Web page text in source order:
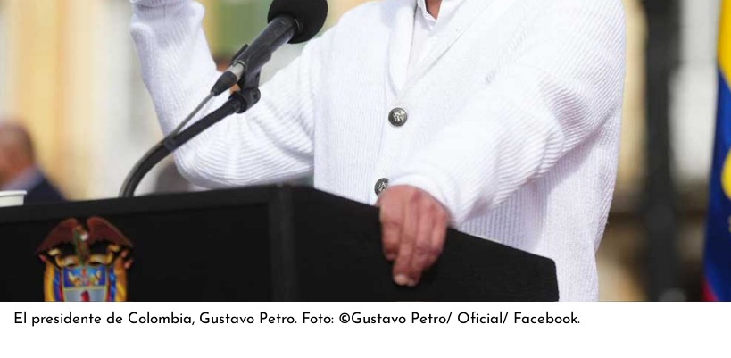
El presidente de Colombia, Gustavo Petro. Foto: ©Gustavo Petro/ Oficial/ Facebook.